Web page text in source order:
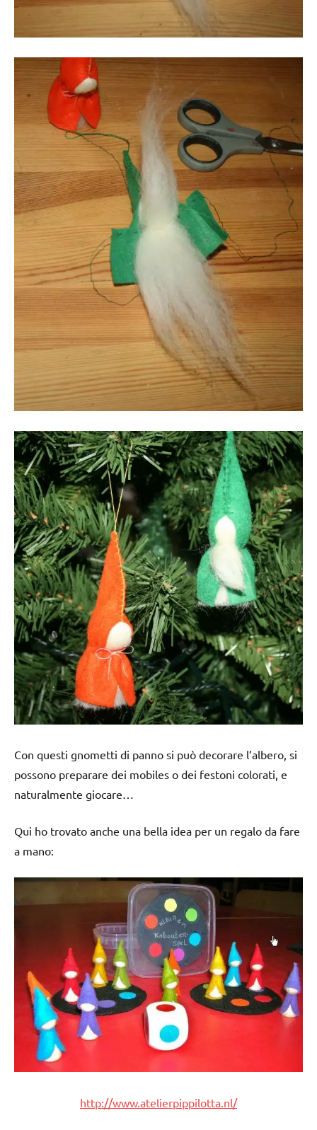
Con questi gnometti di panno si può decorare l’albero, si
possono preparare dei mobiles o dei festoni colorati, e
naturalmente giocare…
Qui ho trovato anche una bella idea per un regalo da fare
a mano:
http://www.atelierpippilotta.nl/